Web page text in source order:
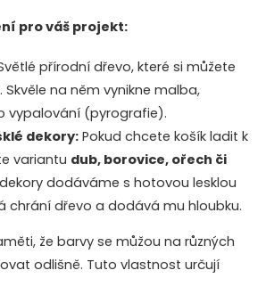
pro váš projekt:
přírodní dřevo, které si můžete
na něm vynikne malba,
vypalování (pyrografie).
dekory: Pokud chcete košík ladit k
variantu dub, borovice, ořech či
dodáváme s hotovou lesklou
chrání dřevo a dodává mu hloubku.
že barvy se můžou na různých
odlišně. Tuto vlastnost určují